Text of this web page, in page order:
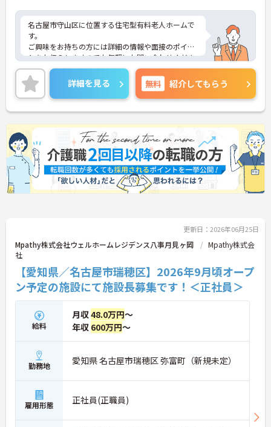
名古屋市守山区に位置する住宅型有料老人ホームで
す。
ご興味をお持ちの方には詳細の情報や面接のポイン
トをお伝えしますのでお気軽にお問い合わせくださ
いませ。
詳細を見る 無料 紹介してもらう
更新日：2026年06月25日
Mpathy株式会社ウェルホームレジデンス八事月見ヶ岡
Mpathy株式会
社
【愛知県／名古屋市瑞穂区】2026年9月頃オープ
ン予定の施設にて施設長募集です！＜正社員＞
給料
月収48.0万円～
年収 600万円～
勤務地 愛知県 名古屋市瑞穂区 弥富町（新規未定）
雇用形態 正社員(正職員)